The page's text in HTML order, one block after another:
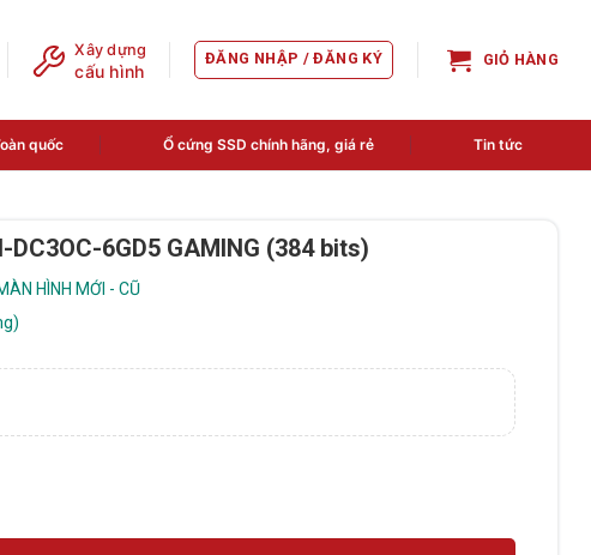
Xây dựng
cấu hình
ĐĂNG NHẬP / ĐĂNG KÝ GIỎ HÀNG
quốc Ổ cứng SSD chính hãng, giá rẻ Tin tức
6GD5 GAMING (384 bits)
HÌNH MỚI - CŨ
GAMING (384 bits) số lượng